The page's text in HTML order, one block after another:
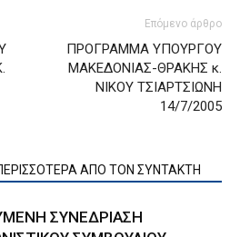
Επόμενο άρθρο
ΠΡΟΓΡΑΜΜΑ ΥΠΟΥΡΓΟΥ
ΜΑΚΕΔΟΝΙΑΣ-ΘΡΑΚΗΣ κ.
ΝΙΚΟΥ ΤΣΙΑΡΤΣΙΩΝΗ
14/7/2005
ΑΠΟ ΤΟΝ ΣΥΝΤΑΚΤΗ
ΣΥΝΕΔΡΙΑΣΗ